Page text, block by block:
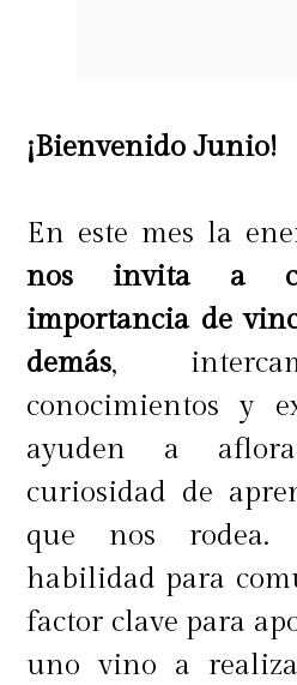
¡Bienvenido Junio!
En este mes la
nos invita a
importancia de
demás,
conocimientos y
ayuden a
curiosidad de
que nos
habilidad para
factor clave para
uno vino a